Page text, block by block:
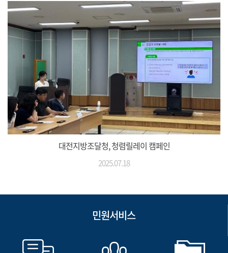
대전지방조달청, 청렴릴레이 캠페인
2025.07.18
민원서비스